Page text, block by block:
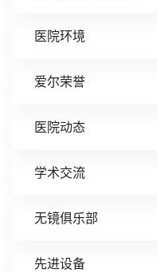
医院环境
爱尔荣誉
医院动态
学术交流
无镜俱乐部
先进设备